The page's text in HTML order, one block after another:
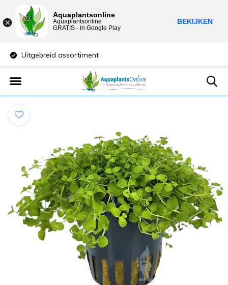
Lage verzendkosten
Aquaplantsonline
Aquaplantsonline
GRATIS - In Google Play
BEKIJKEN